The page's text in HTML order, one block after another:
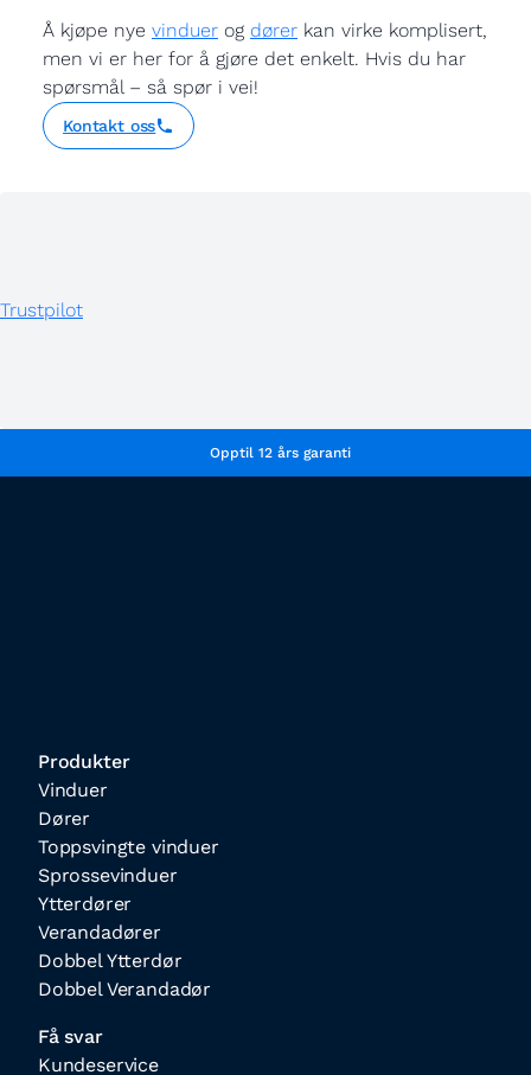
Å kjøpe nye vinduer og dører kan virke komplisert,
men vi er her for å gjøre det enkelt. Hvis du har
spørsmål – så spør i vei!
Kontakt oss
Trustpilot
Opptil 12 års garanti
Produkter
Vinduer
Dører
Toppsvingte vinduer
Sprossevinduer
Ytterdører
Verandadører
Dobbel Ytterdør
Dobbel Verandadør
Få svar
Kundeservice